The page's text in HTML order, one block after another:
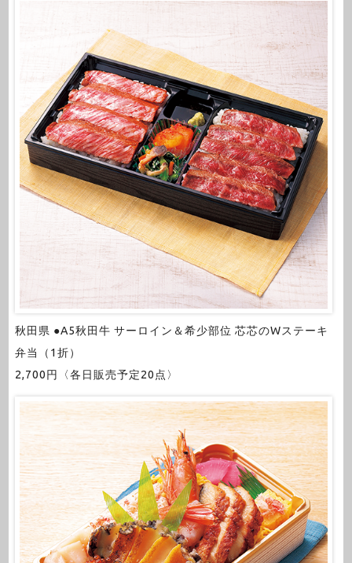
秋田県 ●A5秋田牛 サーロイン＆希少部位 芯芯のWステーキ
弁当（1折）
2,700円〈各日販売予定20点〉